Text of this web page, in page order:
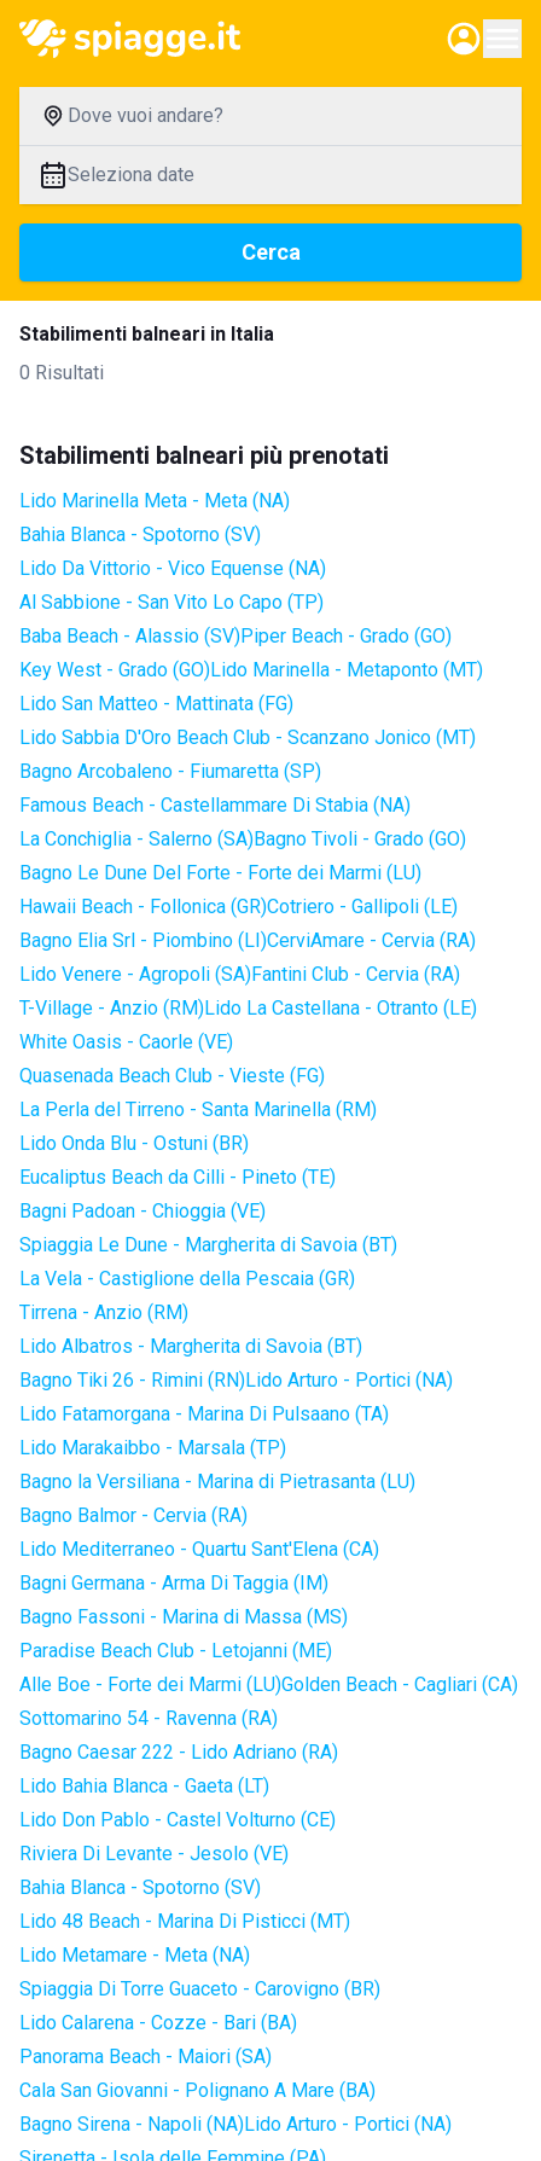
Dove vuoi andare?
Seleziona date
Cerca
Stabilimenti balneari in Italia
0 Risultati
Stabilimenti balneari più prenotati
Lido Marinella Meta - Meta (NA)
Bahia Blanca - Spotorno (SV)
Lido Da Vittorio - Vico Equense (NA)
Al Sabbione - San Vito Lo Capo (TP)
Baba Beach - Alassio (SV)Piper Beach - Grado (GO)
Key West - Grado (GO)Lido Marinella - Metaponto (MT)
Lido San Matteo - Mattinata (FG)
Lido Sabbia D'Oro Beach Club - Scanzano Jonico (MT)
Bagno Arcobaleno - Fiumaretta (SP)
Famous Beach - Castellammare Di Stabia (NA)
La Conchiglia - Salerno (SA)Bagno Tivoli - Grado (GO)
Bagno Le Dune Del Forte - Forte dei Marmi (LU)
Hawaii Beach - Follonica (GR)Cotriero - Gallipoli (LE)
Bagno Elia Srl - Piombino (LI)CerviAmare - Cervia (RA)
Lido Venere - Agropoli (SA)Fantini Club - Cervia (RA)
T-Village - Anzio (RM)Lido La Castellana - Otranto (LE)
White Oasis - Caorle (VE)
Quasenada Beach Club - Vieste (FG)
La Perla del Tirreno - Santa Marinella (RM)
Lido Onda Blu - Ostuni (BR)
Eucaliptus Beach da Cilli - Pineto (TE)
Bagni Padoan - Chioggia (VE)
Spiaggia Le Dune - Margherita di Savoia (BT)
La Vela - Castiglione della Pescaia (GR)
Tirrena - Anzio (RM)
Lido Albatros - Margherita di Savoia (BT)
Bagno Tiki 26 - Rimini (RN)Lido Arturo - Portici (NA)
Lido Fatamorgana - Marina Di Pulsaano (TA)
Lido Marakaibbo - Marsala (TP)
Bagno la Versiliana - Marina di Pietrasanta (LU)
Bagno Balmor - Cervia (RA)
Lido Mediterraneo - Quartu Sant'Elena (CA)
Bagni Germana - Arma Di Taggia (IM)
Bagno Fassoni - Marina di Massa (MS)
Paradise Beach Club - Letojanni (ME)
Alle Boe - Forte dei Marmi (LU)Golden Beach - Cagliari (CA)
Sottomarino 54 - Ravenna (RA)
Bagno Caesar 222 - Lido Adriano (RA)
Lido Bahia Blanca - Gaeta (LT)
Lido Don Pablo - Castel Volturno (CE)
Riviera Di Levante - Jesolo (VE)
Bahia Blanca - Spotorno (SV)
Lido 48 Beach - Marina Di Pisticci (MT)
Lido Metamare - Meta (NA)
Spiaggia Di Torre Guaceto - Carovigno (BR)
Lido Calarena - Cozze - Bari (BA)
Panorama Beach - Maiori (SA)
Cala San Giovanni - Polignano A Mare (BA)
Bagno Sirena - Napoli (NA)Lido Arturo - Portici (NA)